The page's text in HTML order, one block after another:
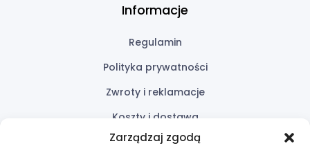
Zarządzaj zgodą
Informacje
Regulamin
Polityka prywatności
Zwroty i reklamacje
Koszty i dostawa